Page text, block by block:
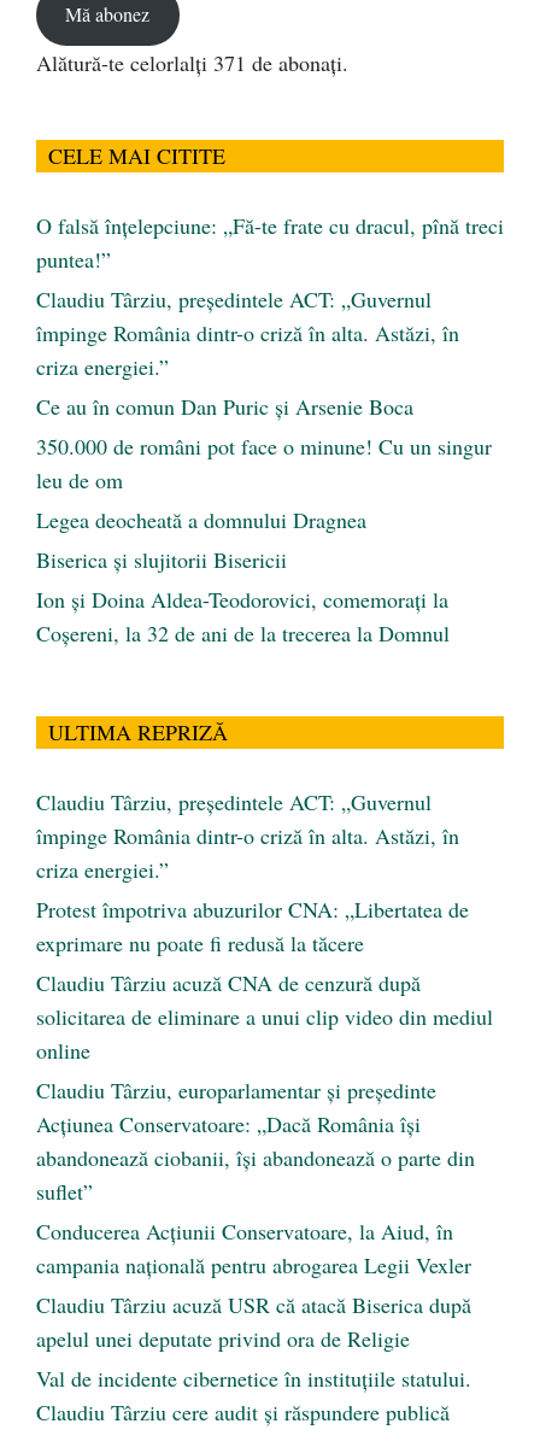
Mă abonez
Alătură-te celorlalți 371 de abonați.
CELE MAI CITITE
O falsă înțelepciune: „Fă-te frate cu dracul, pînă treci
puntea!”
Claudiu Târziu, președintele ACT: „Guvernul
împinge România dintr-o criză în alta. Astăzi, în
criza energiei.”
Ce au în comun Dan Puric şi Arsenie Boca
350.000 de români pot face o minune! Cu un singur
leu de om
Legea deocheată a domnului Dragnea
Biserica și slujitorii Bisericii
Ion și Doina Aldea-Teodorovici, comemorați la
Coșereni, la 32 de ani de la trecerea la Domnul
ULTIMA REPRIZĂ
Claudiu Târziu, președintele ACT: „Guvernul
împinge România dintr-o criză în alta. Astăzi, în
criza energiei.”
Protest împotriva abuzurilor CNA: „Libertatea de
exprimare nu poate fi redusă la tăcere
Claudiu Târziu acuză CNA de cenzură după
solicitarea de eliminare a unui clip video din mediul
online
Claudiu Târziu, europarlamentar și președinte
Acțiunea Conservatoare: „Dacă România își
abandonează ciobanii, își abandonează o parte din
suflet”
Conducerea Acțiunii Conservatoare, la Aiud, în
campania națională pentru abrogarea Legii Vexler
Claudiu Târziu acuză USR că atacă Biserica după
apelul unei deputate privind ora de Religie
Val de incidente cibernetice în instituțiile statului.
Claudiu Târziu cere audit și răspundere publică